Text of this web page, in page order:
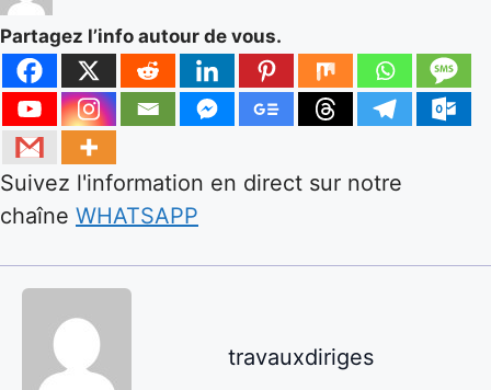
Partagez l’info autour de vous.
Suivez l'information en direct sur notre
chaîne WHATSAPP
travauxdiriges